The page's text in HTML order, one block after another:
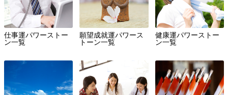
仕事運パワーストー
ン一覧
願望成就運パワース
トーン一覧
健康運パワーストー
ン一覧